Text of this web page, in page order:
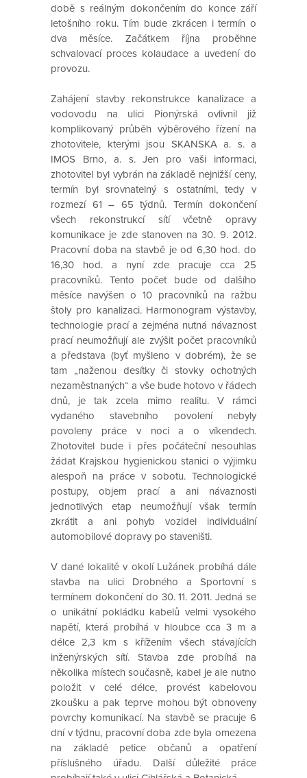
době s reálným dokončením do konce září
letošního roku. Tím bude zkrácen i termín o
dva měsíce. Začátkem října proběhne
schvalovací proces kolaudace a uvedení do
provozu.
Zahájení stavby rekonstrukce kanalizace a
vodovodu na ulici Pionýrská ovlivnil již
komplikovaný průběh výběrového řízení na
zhotovitele, kterými jsou SKANSKA a. s. a
IMOS Brno, a. s. Jen pro vaši informaci,
zhotovitel byl vybrán na základě nejnižší ceny,
termín byl srovnatelný s ostatními, tedy v
rozmezí 61 – 65 týdnů. Termín dokončení
všech rekonstrukcí sítí včetně opravy
komunikace je zde stanoven na 30. 9. 2012.
Pracovní doba na stavbě je od 6,30 hod. do
16,30 hod. a nyní zde pracuje cca 25
pracovníků. Tento počet bude od dalšího
měsíce navýšen o 10 pracovníků na ražbu
štoly pro kanalizaci. Harmonogram výstavby,
technologie prací a zejména nutná návaznost
prací neumožňují ale zvýšit počet pracovníků
a představa (byť myšleno v dobrém), že se
tam „naženou desítky či stovky ochotných
nezaměstnaných“ a vše bude hotovo v řádech
dnů, je tak zcela mimo realitu. V rámci
vydaného stavebního povolení nebyly
povoleny práce v noci a o víkendech.
Zhotovitel bude i přes počáteční nesouhlas
žádat Krajskou hygienickou stanici o výjimku
alespoň na práce v sobotu. Technologické
postupy, objem prací a ani návaznosti
jednotlivých etap neumožňují však termín
zkrátit a ani pohyb vozidel individuální
automobilové dopravy po staveništi.
V dané lokalitě v okolí Lužánek probíhá dále
stavba na ulici Drobného a Sportovní s
termínem dokončení do 30. 11. 2011. Jedná se
o unikátní pokládku kabelů velmi vysokého
napětí, která probíhá v hloubce cca 3 m a
délce 2,3 km s křížením všech stávajících
inženýrských sítí. Stavba zde probíhá na
několika místech současně, kabel je ale nutno
položit v celé délce, provést kabelovou
zkoušku a pak teprve mohou být obnoveny
povrchy komunikací. Na stavbě se pracuje 6
dní v týdnu, pracovní doba zde byla omezena
na základě petice občanů a opatření
příslušného úřadu. Další důležité práce